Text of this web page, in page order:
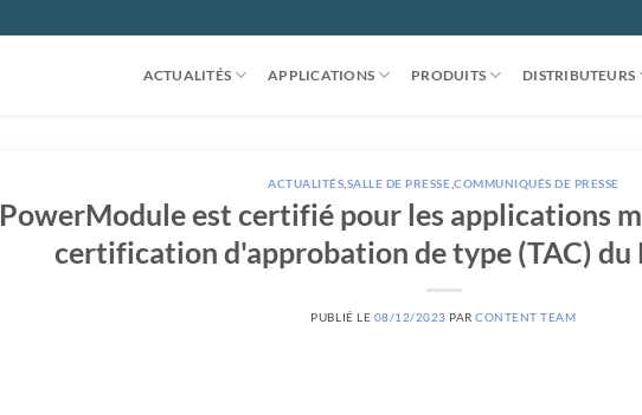
ACTUALITÉS APPLICATIONS PRODUITS DISTRIBUTEURS
ACTUALITÉS SALLE DE PRESSE ,COMMUNIQUÉS DE PRESSE
PowerModule est certifié pour les applications
certification d'approbation de type (TAC) du
PUBLIÉ LE 08/12/2023 PARCONTENT TEAM